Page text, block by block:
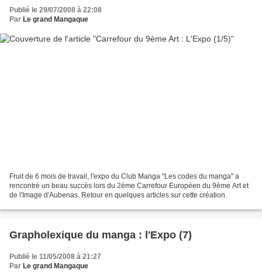
Publié le 29/07/2008 à 22:08
Par Le grand Mangaque
Fruit de 6 mois de travail, l'expo du Club Manga "Les codes du manga" a
rencontré un beau succès lors du 2ème Carrefour Européen du 9ème Art et
de l'Image d'Aubenas. Retour en quelques articles sur cette création.
Grapholexique du manga : l'Expo (7)
Publié le 11/05/2008 à 21:27
Par Le grand Mangaque